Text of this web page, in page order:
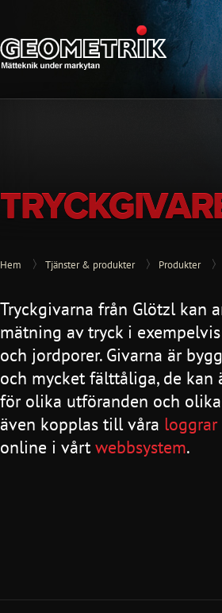
Hem Tjänster & produkter Produkter
Tryckgivarna från Glötzl kan
mätning av tryck i
och jordporer. Givarna är
och mycket fälttåliga, de kan
för olika utföranden och
även kopplas till våra loggrar
online i vårtwebbsystem.